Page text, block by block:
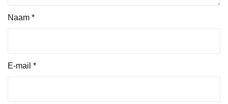
Naam *
E-mail *